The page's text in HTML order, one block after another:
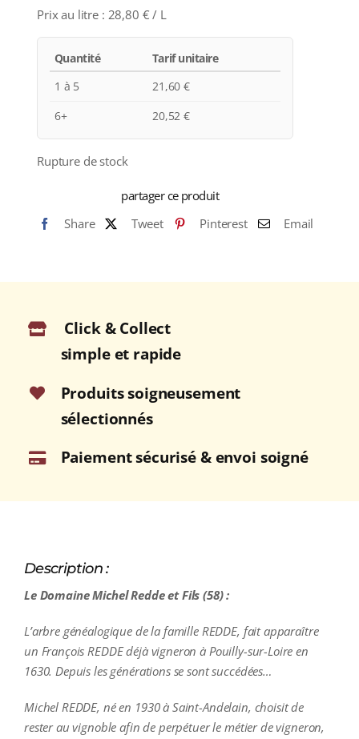
Prix au litre : 28,80 € / L
Quantité
Tarif unitaire
1 à 5
21,60€
6+
20,52€
Rupture de stock
partager ce produit
Share
Tweet Pinterest Email
Click & Collect
simple et rapide
Produits soigneusement
sélectionnés
Paiement sécurisé & envoi soigné
Description :
Le Domaine Michel Redde et Fils (58) :
L’arbre généalogique de la famille REDDE, fait apparaître
un François REDDE déjà vigneron à Pouilly-sur-Loire en
1630. Depuis les générations se sont succédées…
Michel REDDE, né en 1930 à Saint-Andelain, choisit de
rester au vignoble afin de perpétuer le métier de vigneron,